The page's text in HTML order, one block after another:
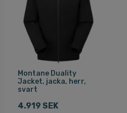
Montane Duality
Jacket, jacka, herr,
svart
4.919 SEK